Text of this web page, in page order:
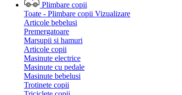
Plimbare copii
Toate - Plimbare copii Vizualizare
Articole bebelusi
Premergatoare
Marsupii si hamuri
Articole copii
Masinute electrice
Masinute cu pedale
Masinute bebelusi
Trotinete copii